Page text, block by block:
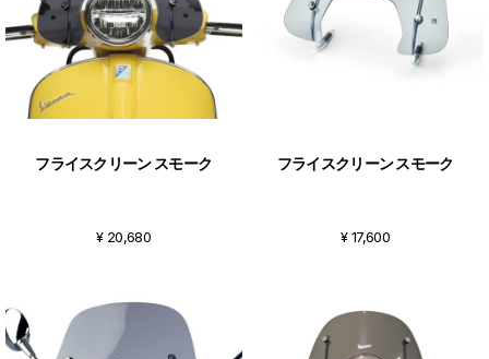
フライスクリーン スモーク
¥ 20,680
フライスクリーン スモーク
¥ 17,600